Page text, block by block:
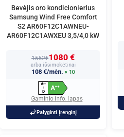
Bevėjis oro kondicionierius
Samsung Wind Free Comfort
S2 AR60F12C1AWNEU-
AR60F12C1AWXEU 3,5/4,0 kW
1562€1080 €
arba išsimokėtinai
108 €/mėn. × 10
A+++
↑
D
A++
Gaminio info. lapas
Palyginti įrenginį